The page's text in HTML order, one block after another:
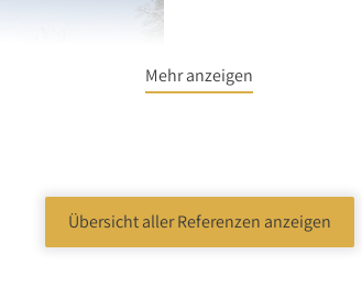
Mehr anzeigen
Übersicht aller Referenzen anzeigen